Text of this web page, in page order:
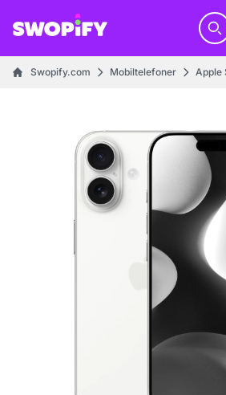
Swopify.com Mobiltelefoner Apple